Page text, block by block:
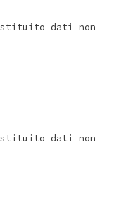
dati non
dati non